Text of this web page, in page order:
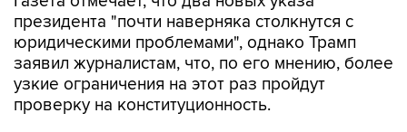
президента "почти наверняка столкнутся с
юридическими проблемами", однако Трамп
заявил журналистам, что, по его мнению, более
узкие ограничения на этот раз пройдут
проверку на конституционность.